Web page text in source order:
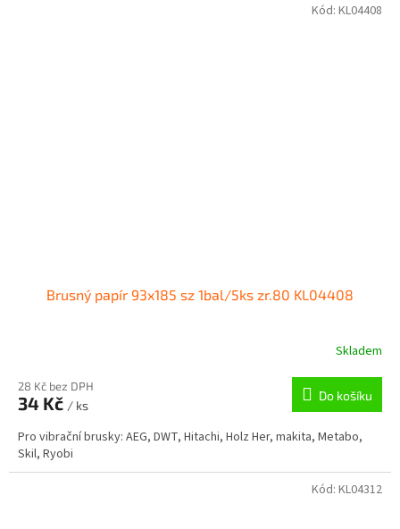
Brusný papír 93x185 sz 1bal/5ks zr.80 KL04408
Skladem
28 Kč bez DPH
34 Kč / ks
Do košíku
Pro vibrační brusky: AEG, DWT, Hitachi, Holz Her, makita, Metabo,
Skil, Ryobi
Kód: KL04408
Kód: KL04312